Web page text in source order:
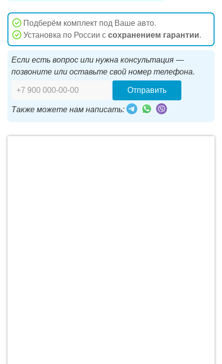
Подберём комплект под Ваше авто.
Установка по России с сохранением гарантии.
Если есть вопрос или нужна консультация —
позвоните или оставьте свой номер телефона.
Отправить
Также можете нам написать: